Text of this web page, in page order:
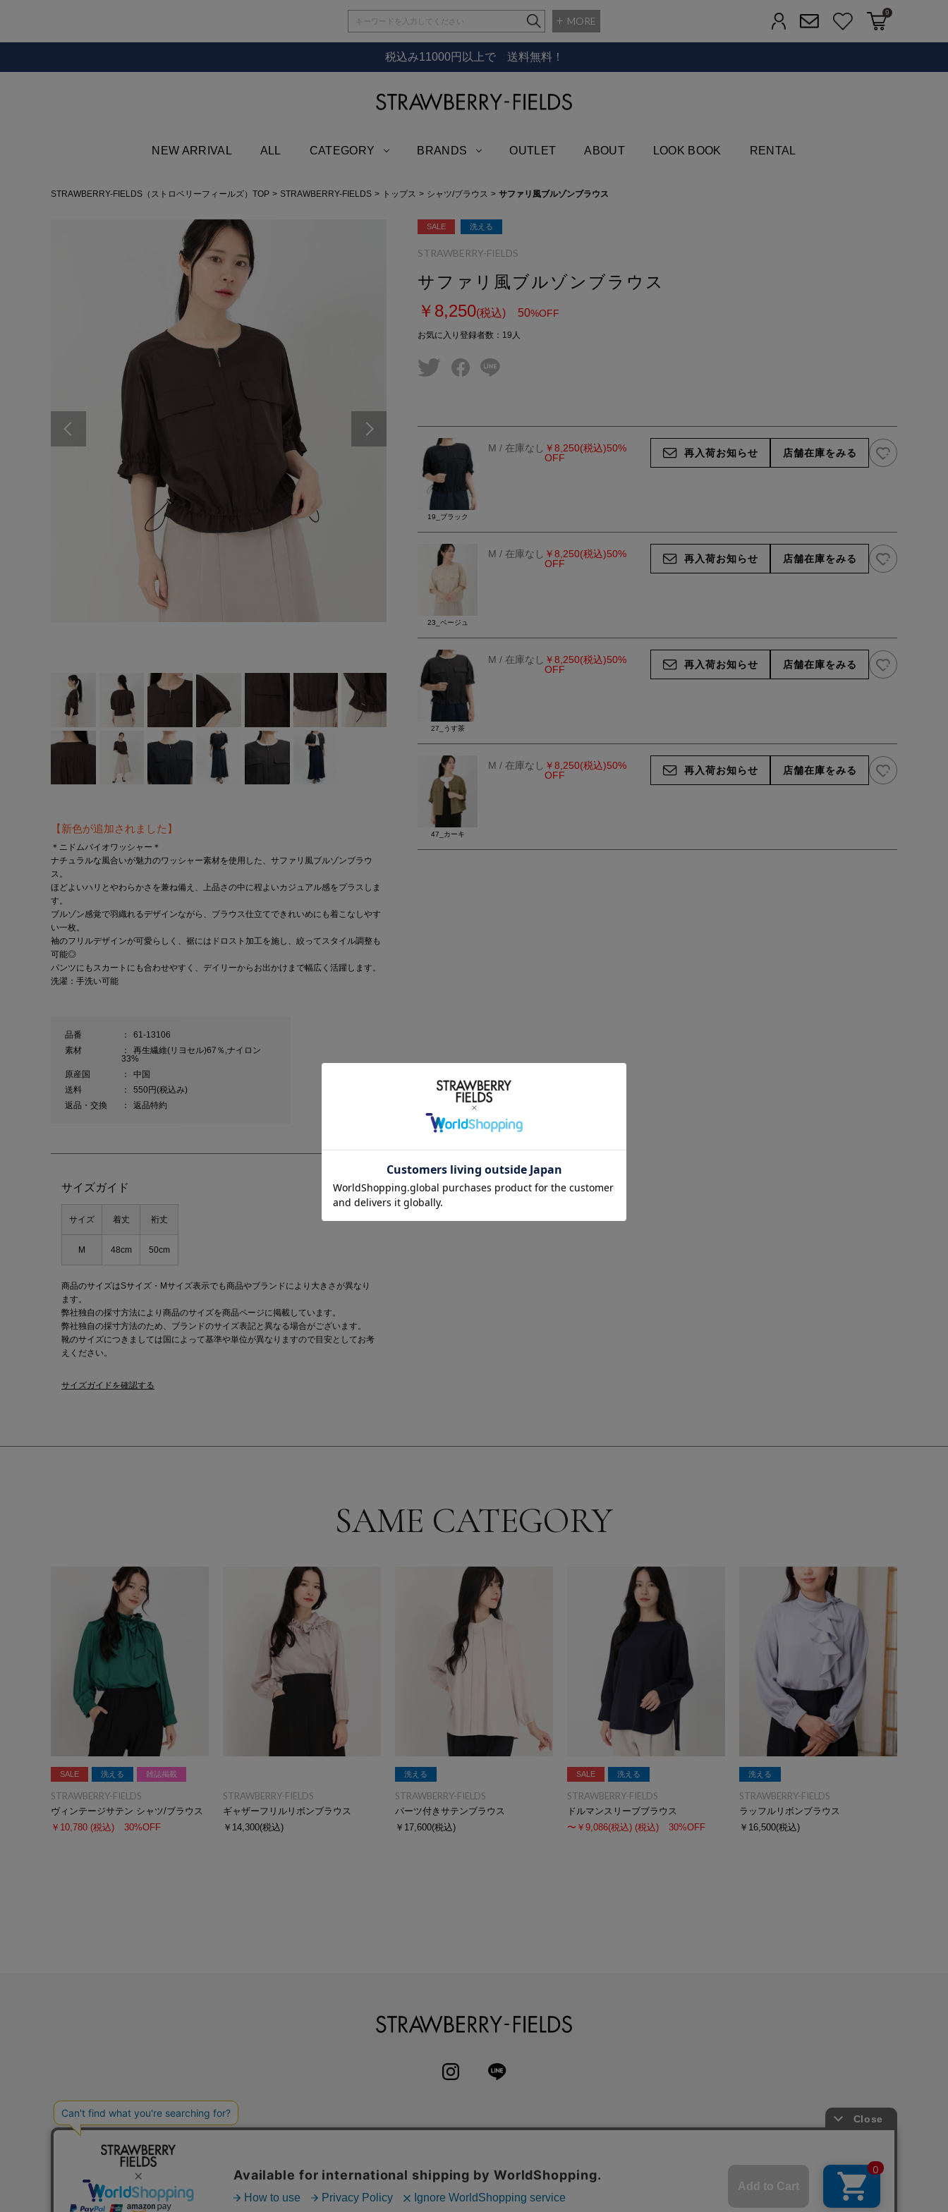
MORE ログイン メルマガ登録お気に入りカートに入れる
9
税込み11000円以上で 送料無料！
NEW ARRIVAL ALL CATEGORY BRANDS OUTLET ABOUT LOOK BOOK RENTAL
STRAWBERRY-FIELDS（ストロベリーフィールズ）TOP STRAWBERRY-FIELDS トップス シャツ/ブラウス サファリ風ブルゾンブラウス
【新色が追加されました】
＊ニドムバイオワッシャー＊
ナチュラルな風合いが魅力のワッシャー素材を使用した、サファリ風ブルゾンブラウ
ス。
ほどよいハリとやわらかさを兼ね備え、上品さの中に程よいカジュアル感をプラスしま
す。
ブルゾン感覚で羽織れるデザインながら、ブラウス仕立てできれいめにも着こなしやす
い一枚。
袖のフリルデザインが可愛らしく、裾にはドロスト加工を施し、絞ってスタイル調整も
可能◎
パンツにもスカートにも合わせやすく、デイリーからお出かけまで幅広く活躍します。
洗濯：手洗い可能
品番 ：
61-13106
素材
：
再生繊維(リヨセル)67％,ナイロン
33%
原産国
：
中国
送料
：
550円(税込み)
返品・交換
： 返品特約
サイズガイド
サイズ 着丈 裄丈
M 48cm 50cm
商品のサイズはSサイズ・Mサイズ表示でも商品やブランドにより大きさが異なり
ます。
弊社独自の採寸方法により商品のサイズを商品ページに掲載しています。
弊社独自の採寸方法のため、ブランドのサイズ表記と異なる場合がございます。
靴のサイズにつきましては国によって基準や単位が異なりますので目安としてお考
えください。
サイズガイドを確認する
SALE 洗える
STRAWBERRY-FIELDS
サファリ風ブルゾンブラウス
￥8,250(税込) 50%OFF
お気に入り登録者数 ： 19 人
twitter facebook
19_ブラック
M / 在庫なし ￥8,250(税込)50%
OFF
再入荷お知らせ 店舗在庫をみる
23_ベージュ
M / 在庫なし ￥8,250(税込)50%
OFF
再入荷お知らせ 店舗在庫をみる
27_うす茶
M / 在庫なし ￥8,250(税込)50%
OFF
再入荷お知らせ 店舗在庫をみる
47_カーキ
M / 在庫なし ￥8,250(税込)50%
OFF
再入荷お知らせ 店舗在庫をみる
SAME CATEGORY
SALE 洗える 雑誌掲載
STRAWBERRY-FIELDS
ヴィンテージサテン シャツ/ブラウス
￥10,780 (税込) 30%OFF
STRAWBERRY-FIELDS
ギャザーフリルリボンブラウス
￥14,300(税込)
洗える
STRAWBERRY-FIELDS
パーツ付きサテンブラウス
￥17,600(税込)
SALE 洗える
STRAWBERRY-FIELDS
ドルマンスリーブブラウス
〜￥9,086(税込) (税込) 30%OFF
洗える
STRAWBERRY-FIELDS
ラッフルリボンブラウス
￥16,500(税込)
INSTAGRAM